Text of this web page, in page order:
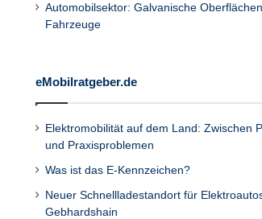
Automobilsektor: Galvanische
Fahrzeuge
eMobilratgeber.de
Elektromobilität auf dem Land: Zwischen
und Praxisproblemen
Was ist das E-Kennzeichen?
Neuer Schnellladestandort für
Gebhardshain